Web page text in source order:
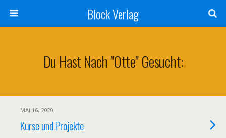
Block Verlag
Du Hast Nach "Otte" Gesucht:
MAI 16, 2020
Kurse und Projekte